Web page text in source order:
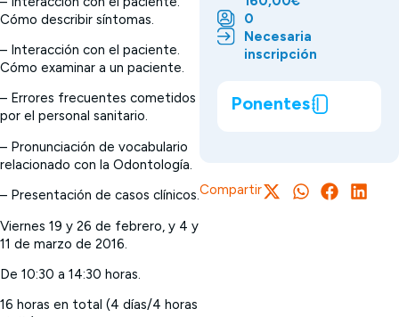
Cómo describir síntomas.
– Interacción con el paciente.
Cómo examinar a un paciente.
– Errores frecuentes cometidos
por el personal sanitario.
– Pronunciación de vocabulario
relacionado con la Odontología.
– Presentación de casos clínicos.
Viernes 19 y 26 de febrero, y 4 y
11 de marzo de 2016.
De 10:30 a 14:30 horas.
16 horas en total (4 días/4 horas
0
Necesaria
inscripción
Ponentes
Compartir